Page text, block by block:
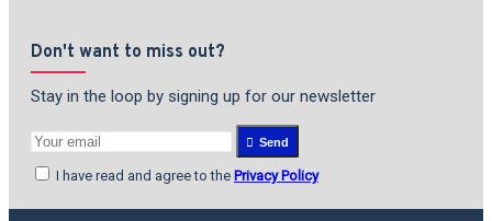
Don't want to miss out?
Stay in the loop by signing up for our newsletter
Send
I have read and agree to the Privacy Policy